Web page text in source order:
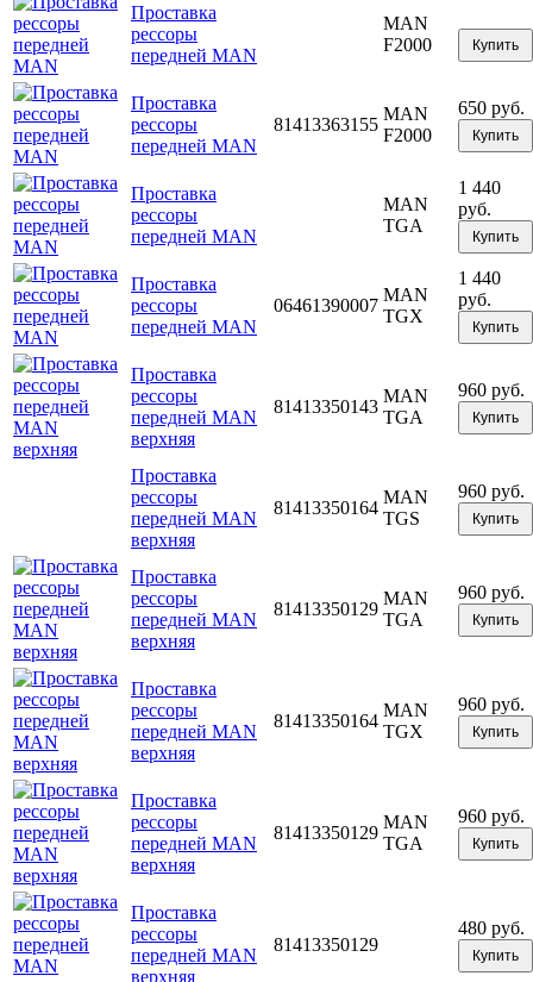
Проставка
рессоры
передней MAN
MAN
F2000
Купить
Проставка
рессоры
передней MAN
81413363155
MAN
F2000
650 руб.
Купить
Проставка
рессоры
передней MAN
MAN
TGA
1 440
руб.
Купить
Проставка
рессоры
передней MAN
06461390007
MAN
TGX
1 440
руб.
Купить
Проставка
рессоры
передней MAN
верхняя
81413350143
MAN
TGA
960 руб.
Купить
Проставка
рессоры
передней MAN
верхняя
81413350164
MAN
TGS
960 руб.
Купить
Проставка
рессоры
передней MAN
верхняя
81413350129
MAN
TGA
960 руб.
Купить
Проставка
рессоры
передней MAN
верхняя
81413350164
MAN
TGX
960 руб.
Купить
Проставка
рессоры
передней MAN
верхняя
81413350129
MAN
TGA
960 руб.
Купить
Проставка
рессоры
передней MAN
верхняя
81413350129
480 руб.
Купить